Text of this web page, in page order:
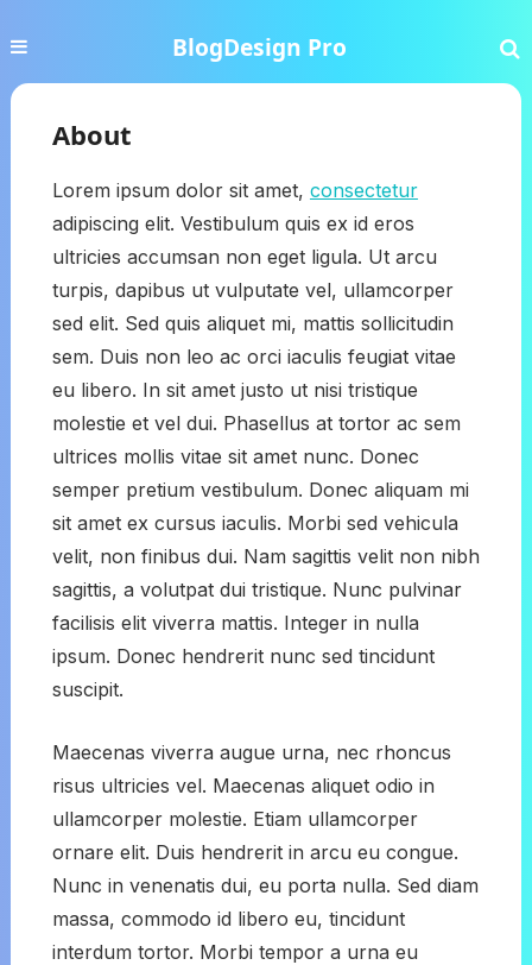
BlogDesign Pro
About
Lorem ipsum dolor sit amet, consectetur
adipiscing elit. Vestibulum quis ex id eros
ultricies accumsan non eget ligula. Ut arcu
turpis, dapibus ut vulputate vel, ullamcorper
sed elit. Sed quis aliquet mi, mattis sollicitudin
sem. Duis non leo ac orci iaculis feugiat vitae
eu libero. In sit amet justo ut nisi tristique
molestie et vel dui. Phasellus at tortor ac sem
ultrices mollis vitae sit amet nunc. Donec
semper pretium vestibulum. Donec aliquam mi
sit amet ex cursus iaculis. Morbi sed vehicula
velit, non finibus dui. Nam sagittis velit non nibh
sagittis, a volutpat dui tristique. Nunc pulvinar
facilisis elit viverra mattis. Integer in nulla
ipsum. Donec hendrerit nunc sed tincidunt
suscipit.
Maecenas viverra augue urna, nec rhoncus
risus ultricies vel. Maecenas aliquet odio in
ullamcorper molestie. Etiam ullamcorper
ornare elit. Duis hendrerit in arcu eu congue.
Nunc in venenatis dui, eu porta nulla. Sed diam
massa, commodo id libero eu, tincidunt
interdum tortor. Morbi tempor a urna eu